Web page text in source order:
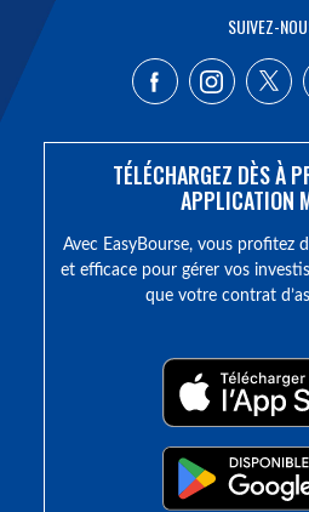
SUIVEZ-
TÉLÉCHARGEZ DÈS À
APPLICATION
Avec EasyBourse, vous profitez
et efficace pour gérer vos
que votre contrat